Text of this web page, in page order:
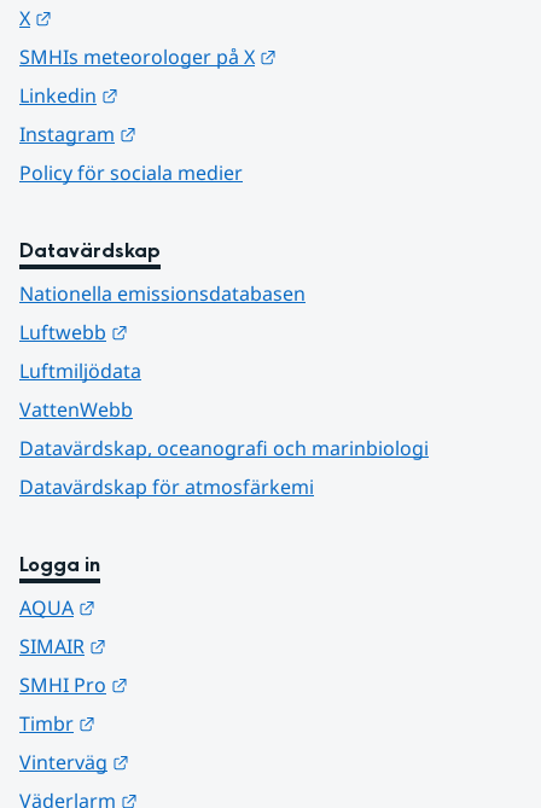
X
SMHIs meteorologer på X
Linkedin
Instagram
Policy för sociala medier
Datavärdskap
Nationella emissionsdatabasen
Luftwebb
Luftmiljödata
VattenWebb
Datavärdskap, oceanografi och marinbiologi
Datavärdskap för atmosfärkemi
Logga in
AQUA
SIMAIR
SMHI Pro
Timbr
Vinterväg
Väderlarm